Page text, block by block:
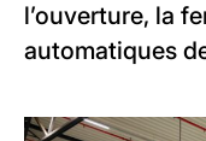
l’ouverture, la
automatiques